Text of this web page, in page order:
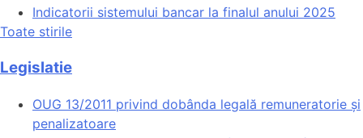
Indicatorii sistemului bancar la finalul anului 2025
Toate stirile
Legislatie
OUG 13/2011 privind dobânda legală remuneratorie și
penalizatoare